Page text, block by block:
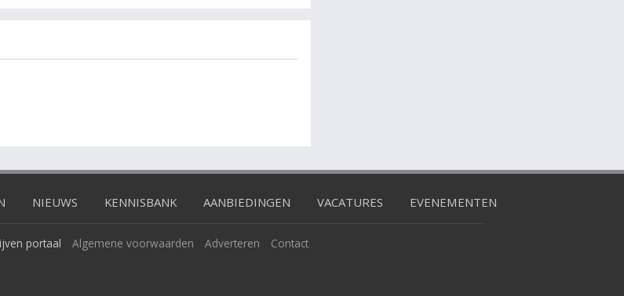
NIEUWS KENNISBANK AANBIEDINGEN VACATURES EVENEMENTEN
portaal Algemene voorwaarden Adverteren Contact